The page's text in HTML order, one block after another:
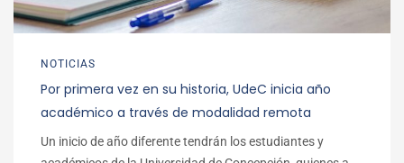
NOTICIAS
Por primera vez en su historia, UdeC inicia año
académico a través de modalidad remota
Un inicio de año diferente tendrán los estudiantes y